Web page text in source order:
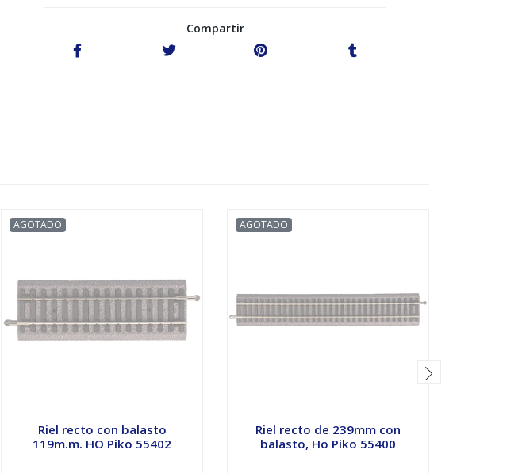
Compartir
AGOTADO
Riel recto con balasto
119m.m. HO Piko 55402
AGOTADO
Riel recto de 239mm con
balasto, Ho Piko 55400